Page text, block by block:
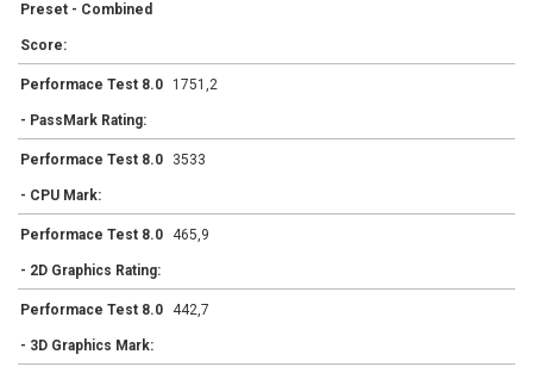
Preset - Combined
Score:
Performace Test 8.0
- PassMark Rating:
1751,2
Performace Test 8.0
- CPU Mark:
3533
Performace Test 8.0
- 2D Graphics Rating:
465,9
Performace Test 8.0
- 3D Graphics Mark:
442,7